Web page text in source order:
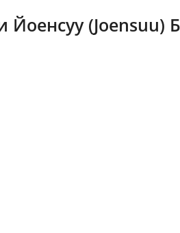
Йоенсуу (Joensuu)